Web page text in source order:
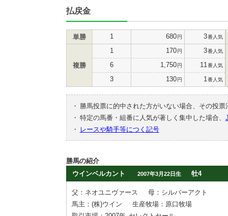
払戻金
単勝 1 680円 3番人気
複勝
1 170円 3番人気
6 1,750円 11 番人気
3 130円 1 番人気
・
勝馬投票に的中された方がいない場合、その投
・ 特定の馬番・組番に人気が著しく集中した場合、
・
レースや騎手等につく記号
勝馬の紹介
ウインベルカント
2007年3月22日生 牡4
父：ネオユニヴァース
母：シルバーアクト
馬主：(株)ウイン
生産牧場：原口牧場